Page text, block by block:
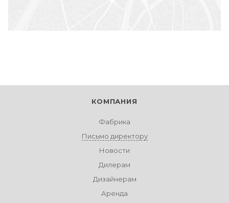
КОМПАНИЯ
Фабрика
Письмо директору
Новости
Дилерам
Дизайнерам
Аренда